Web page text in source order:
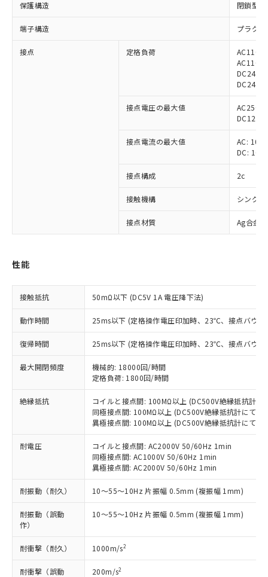
保護構造 閉鎖型
端子構造 プラグ
接点 定格負荷
AC110V
AC110V
DC24V
DC24V
接点電圧の最大値
AC250V
DC125V
接点電流の最大値
AC: 10A
DC: 10A
接点構成 2c
接触機構 シングル
接点材質 Ag合金
性能
接触抵抗 50mΩ以下 (DC5V 1A 電圧降下法)
動作時間 25ms以下 (定格操作電圧印加時、23℃、接点バウン
復帰時間 25ms以下 (定格操作電圧印加時、23℃、接点バウン
最大開閉頻度
機械的: 18000回/時間
定格負荷: 1800回/時間
絶縁抵抗
コイルと接点間: 100MΩ以上 (DC500V絶縁抵抗計に
同極接点間: 100MΩ以上 (DC500V絶縁抵抗計にて)
異極接点間: 100MΩ以上 (DC500V絶縁抵抗計にて)
耐電圧
コイルと接点間: AC2000V 50/60Hz 1min
同極接点間: AC1000V 50/60Hz 1min
異極接点間: AC2000V 50/60Hz 1min
耐振動（耐久） 10～55～10Hz 片振幅 0.5mm (複振幅 1mm)
耐振動（誤動
作）
10～55～10Hz 片振幅 0.5mm (複振幅 1mm)
耐衝撃（耐久） 1000m/s2
耐衝撃（誤動 200m/s2
ご利用条件
以下の条件をお読みいただき、同意のうえ
ご利用ください。
本サービスは、当社制御機器事業取扱
商品の当社在庫状況および標準価格
(税抜)を提供させていただくもので
当社制御機器事業取扱商品の中には、
ことをご了承ください。
在庫状況および標準価格照会結果は、
記載している更新日時点での社内デー
タに基づき作成されるものであり、閲
覧された時点での実際の在庫および標
準価格とは異なる場合があることをご
了承ください。
対応済み：EU RoHS指令（10物質）の
非含有に対応した製品が提供可能な商品で
す。
対応予定：EU RoHS指令（10物質）の非含
有に対応した製品に切り替える予定のある
商品です。
対応予定なし：EU RoHS指令（10物質）の
非含有に非対応の商品で、対応品を出す予
定はありません。
調査・確認中：EU RoHS指令（10物質）の
非含有の対応状況を調査中または確認中の
非該当品：ライセンス料など無形物で、有
害物質有無と関係のない商品です。
仕入先様の事情により、非含有部品として
いたものが、含有品と判明した場合などや
むを得ず変更することがあります。
鉛(Pb) 1000ppm以下、 水銀(Hg) 1000ppm以下、 カド
ミウム(Cd) 100ppm以下、
六価クロム(Cr(Ⅵ)) 1000ppm以下、ポリ臭化ビフェニル
(PBDE) 1000ppm以下、フタル酸ビス(2-エチルヘキシ
※1 中国RoHS○×表
「○」：最大均質材料含有率が中国RoHSの
基準値以下であることを示します。
「×」：最大均質材料含有率が中国RoHSの
基準値を超えていることを示します。
「－」：未確認です。当社販売部門へお問
い合わせください。
*中国RoHS10物質の基準値 (GB/T26572)：
Pb(鉛) :1000ppm、 Hg(水銀) : 1000ppm、 Cd(カドミウ
Cr(Ⅵ)(六価クロム) : 1000ppm、 PBBs(ポリ臭化ビフェ
当社は、これら貴社製品のうち、外国
為替および外国貿易法に定める商品
（以下｢規制貨物等」という）を輸出
国政府の輸出許可(または役務取引許
可)を取得するなどの必要な手続きを
とります。
号
説明